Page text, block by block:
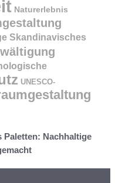
Naturerlebnis
Skandinavisches
UNESCO-
Paletten: Nachhaltige